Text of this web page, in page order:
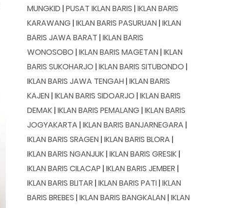
MUNGKID |PUSAT IKLAN BARIS |IKLAN BARIS
KARAWANG |IKLAN BARIS PASURUAN|IKLAN
BARIS JAWA BARAT |IKLAN BARIS
WONOSOBO |IKLAN BARIS MAGETAN|IKLAN
BARIS SUKOHARJO |IKLAN BARIS SITUBONDO |
IKLAN BARIS JAWA TENGAH|IKLAN BARIS
KAJEN|IKLAN BARIS SIDOARJO |IKLAN BARIS
DEMAK|IKLAN BARIS PEMALANG |IKLAN BARIS
JOGYAKARTA |IKLAN BARIS BANJARNEGARA |
IKLAN BARIS SRAGEN|IKLAN BARIS BLORA |
IKLAN BARIS NGANJUK|IKLAN BARIS GRESIK|
IKLAN BARIS CILACAP |IKLAN BARIS JEMBER |
IKLAN BARIS BLITAR |IKLAN BARIS PATI|IKLAN
BARIS BREBES |IKLAN BARIS BANGKALAN|IKLAN